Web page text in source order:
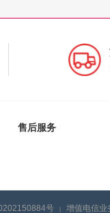
售后服务
号 | 增值电信